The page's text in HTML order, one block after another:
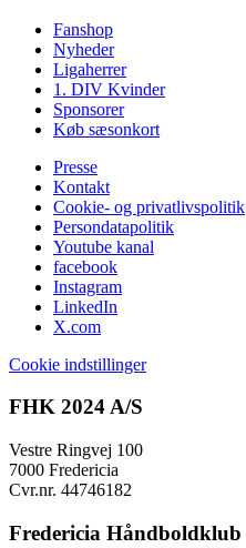
Fanshop
Nyheder
Ligaherrer
1. DIV Kvinder
Sponsorer
Køb sæsonkort
Presse
Kontakt
Cookie- og privatlivspolitik
Persondatapolitik
Youtube kanal
facebook
Instagram
LinkedIn
X.com
Cookie indstillinger
FHK 2024 A/S
Vestre Ringvej 100
7000 Fredericia
Cvr.nr. 44746182
Fredericia Håndboldklub